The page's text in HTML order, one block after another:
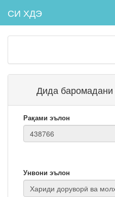
СИ ХДЭ
Дида
Рақами эълон
Унвони эълон